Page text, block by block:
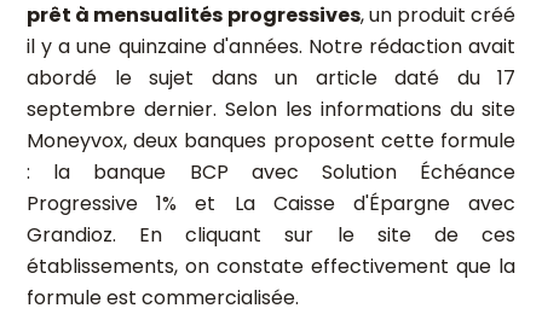
prêt à mensualités progressives, un produit créé
il y a une quinzaine d'années. Notre rédaction avait
abordé le sujet dans un article daté du 17
septembre dernier. Selon les informations du site
Moneyvox, deux banques proposent cette formule
: la banque BCP avec Solution Échéance
Progressive 1% et La Caisse d'Épargne avec
Grandioz. En cliquant sur le site de ces
établissements, on constate effectivement que la
formule est commercialisée.